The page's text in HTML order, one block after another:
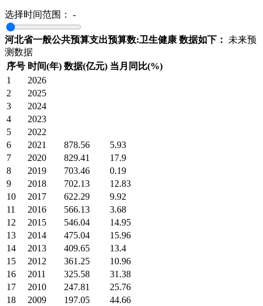
选择时间范围： -
河北省一般公共预算支出预算数:卫生健康 数据如下：
未来预
测数据
序号 时间(年) 数据(亿元) 当月同比(%)
1
2026
2
2025
3
2024
4
2023
5
2022
6
2021 878.56
5.93
7
2020 829.41
17.9
8
2019 703.46
0.19
9
2018 702.13
12.83
10
2017 622.29
9.92
11
2016 566.13
3.68
12
2015 546.04
14.95
13
2014 475.04
15.96
14
2013 409.65
13.4
15
2012 361.25
10.96
16
2011 325.58
31.38
17
2010 247.81
25.76
18
2009 197.05
44.66